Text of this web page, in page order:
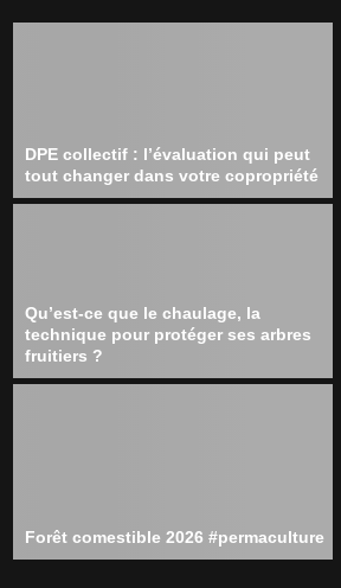
DPE collectif : l’évaluation qui peut
tout changer dans votre copropriété
Qu’est-ce que le chaulage, la
technique pour protéger ses arbres
fruitiers ?
Forêt comestible 2026 #permaculture